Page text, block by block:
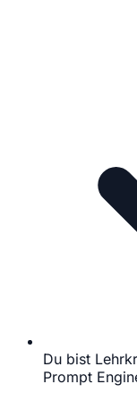
Du bist
Prompt